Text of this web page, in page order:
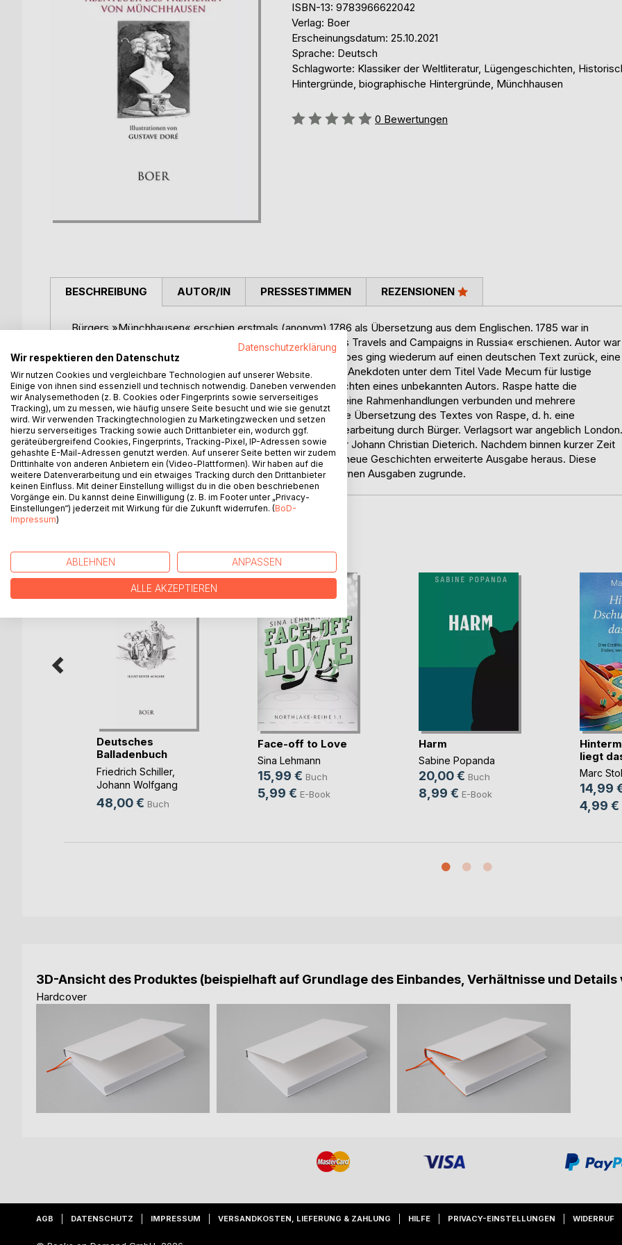
ISBN-13: 9783966622042
Verlag: Boer
Erscheinungsdatum: 25.10.2021
Sprache: Deutsch
Schlagworte: Klassiker der Weltliteratur, Lügengeschichten,
Hintergründe, biographische Hintergründe, Münchhausen
Bewertung::
0 Bewertungen
BESCHREIBUNG
Bürgers »Münchhausen« erschien erstmals (anonym) 1786 als Übersetzung aus dem Englischen. 1785 war in
London »Baron Munchhausens Narrative of his Marvellous Travels and Campaigns in Russia« erschienen. Autor war
der etwas zwielichtige Rudolf Erich Raspe. Das Werk Raspes ging wiederum auf einen deutschen Text zurück, eine
Anfang der 1780er Jahre herausgegebene Sammlung von Anekdoten unter dem Titel Vade Mecum für lustige
Leute. Diese Sammlung enthielt 18 Münchhausen-Geschichten eines unbekannten Autors. Raspe hatte die
Geschichten nicht nur übersetzt, sondern sie auch durch eine Rahmenhandlungen verbunden und mehrere
Seegeschichten hinzugefügt. 1786 erschien eine deutsche Übersetzung des Textes von Raspe, d. h. eine
wiederum um einige neue Geschichten vermehrte freie Bearbeitung durch Bürger. Verlagsort war angeblich London.
Tatsächlich erschien das Buch bei dem Göttinger Verleger Johann Christian Dieterich. Nachdem binnen kurzer Zeit
drei Auflagen vergriffen waren, kam 1788 eine um sieben neue Geschichten erweiterte Ausgabe heraus. Diese
Ausgabe letzter Hand (Bürger starb 1794) liegt den modernen Ausgaben zugrunde.
AUTOR/IN PRESSESTIMMEN REZENSIONEN
Deutsches
Balladenbuch
Friedrich Schiller,
Johann Wolfgang
Goethe, ...
48,00 € Buch
Face-off to Love
Sina Lehmann
15,99 € Buch
5,99 € E-Book
Harm
Sabine Popanda
20,00 € Buch
8,99 € E-Book
liegt
Marc
14,99
4,99 €
3D-Ansicht des Produktes (beispielhaft auf Grundlage des Einbandes, Verhältnisse und
Hardcover
AGB DATENSCHUTZ IMPRESSUM VERSANDKOSTEN, LIEFERUNG & ZAHLUNG HILFE PRIVACY-EINSTELLUNGEN WIDERRUF
Datenschutzerklärung
Wir respektieren den Datenschutz
Wir nutzen Cookies und vergleichbare Technologien auf unserer Website.
Einige von ihnen sind essenziell und technisch notwendig. Daneben verwenden
wir Analysemethoden (z. B. Cookies oder Fingerprints sowie serverseitiges
Tracking), um zu messen, wie häufig unsere Seite besucht und wie sie genutzt
wird. Wir verwenden Trackingtechnologien zu Marketingzwecken und setzen
hierzu serverseitiges Tracking sowie auch Drittanbieter ein, wodurch ggf.
geräteübergreifend Cookies, Fingerprints, Tracking-Pixel, IP-Adressen sowie
gehashte E-Mail-Adressen genutzt werden. Auf unserer Seite betten wir zudem
Drittinhalte von anderen Anbietern ein (Video-Plattformen). Wir haben auf die
weitere Datenverarbeitung und ein etwaiges Tracking durch den Drittanbieter
keinen Einfluss. Mit deiner Einstellung willigst du in die oben beschriebenen
Vorgänge ein. Du kannst deine Einwilligung (z. B. im Footer unter „Privacy-
Einstellungen“) jederzeit mit Wirkung für die Zukunft widerrufen. (BoD-
Impressum)
ABLEHNEN ANPASSEN
ALLE AKZEPTIEREN